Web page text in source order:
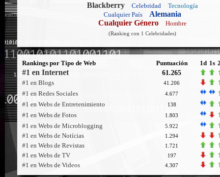
Blackberry Celebridad
Tecnología
Cualquier País
Alemania
Cualquier Género
Hombre
(Ranking con 1 Celebridades)
Rankings por Tipo de Web Puntuación 1d 1s
#1 en Internet
61.265
#1 en Blogs
41.206
#1 en Redes Sociales 4.677
#1 en Webs de Entretenimiento 138
#1 en Webs de Fotos 1.803
#1 en Webs de Microblogging 5.922
#1 en Webs de Notícias 1.294
#1 en Webs de Revistas 1.721
#1 en Webs de TV 197
#1 en Webs de Videos 4.307